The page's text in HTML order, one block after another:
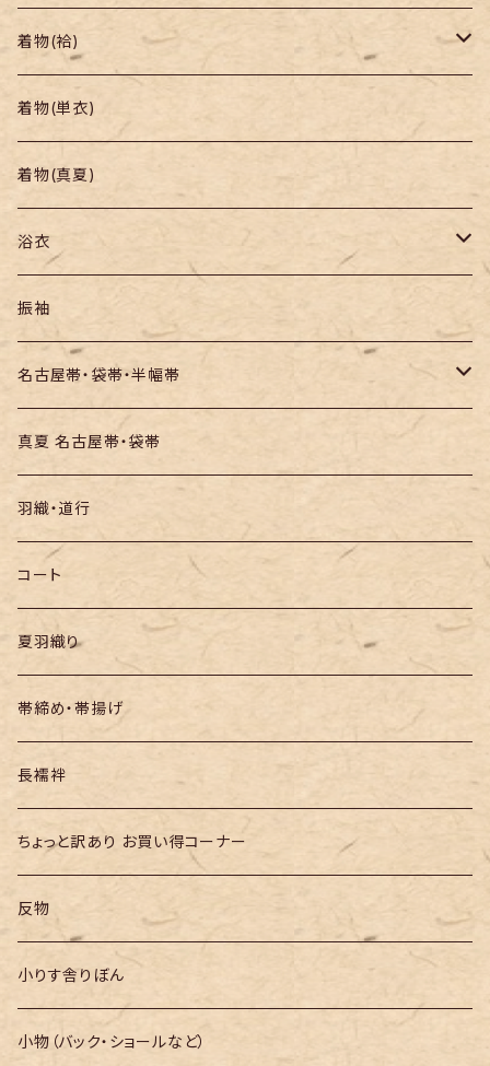
着物
帯
羽織り・道行
着物(袷)
小紋
色無地・江戸小紋
紬
訪問着・付下
お召し
着物(単衣)
着物(真夏)
浴衣
セオα・ポリ
木綿・綿麻
絞りの浴衣
振袖
名古屋帯・袋帯・半幅帯
名古屋帯
袋帯
半幅帯
真夏 名古屋帯・袋帯
羽織・道行
コート
夏羽織り
帯締め・帯揚げ
長襦袢
ちょっと訳あり お買い得コーナー
反物
小りす舎りぼん
小物（バック・ショールなど）